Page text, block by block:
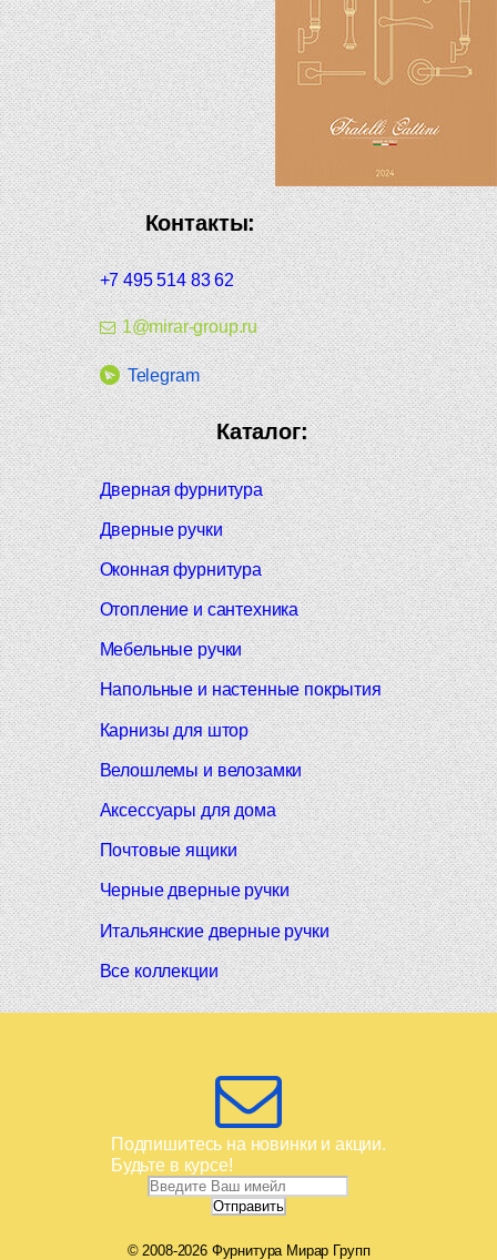
Контакты:
+7 495 514 83 62
1@mirar-group.ru
Telegram
Каталог:
Дверная фурнитура
Дверные ручки
Оконная фурнитура
Отопление и сантехника
Мебельные ручки
Напольные и настенные покрытия
Карнизы для штор
Велошлемы и велозамки
Аксессуары для дома
Почтовые ящики
Черные дверные ручки
Итальянские дверные ручки
Все коллекции
Подпишитесь на новинки и акции.
Будьте в курсе!
© 2008-2026 Фурнитура Мирар Групп